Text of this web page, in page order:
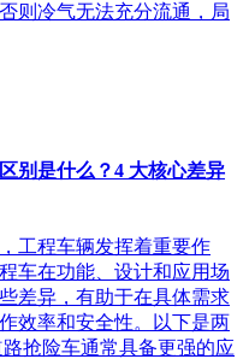
则冷气无法充分流通，局
别是什么？4 大核心差异
工程车辆发挥着重要作
车在功能、设计和应用场
差异，有助于在具体需求
效率和安全性。以下是两
抢险车通常具备更强的应